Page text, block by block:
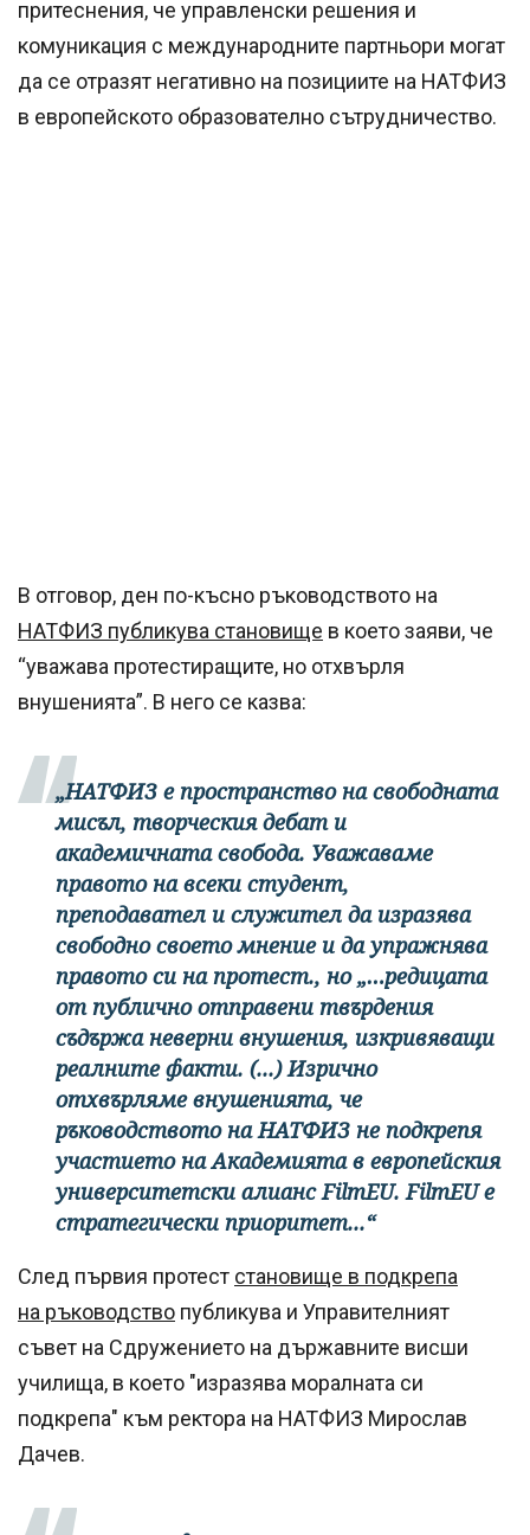
притеснения, че управленски решения и
комуникация с международните партньори могат
да се отразят негативно на позициите на НАТФИЗ
в европейското образователно сътрудничество.
В отговор, ден по-късно ръководството на
НАТФИЗ публикува становище в което заяви, че
“уважава протестиращите, но отхвърля
внушенията”. В него се казва:
„НАТФИЗ е пространство на свободната
мисъл, творческия дебат и
академичната свобода. Уважаваме
правото на всеки студент,
преподавател и служител да изразява
свободно своето мнение и да упражнява
правото си на протест., но „…редицата
от публично отправени твърдения
съдържа неверни внушения, изкривяващи
реалните факти. (...) Изрично
отхвърляме внушенията, че
ръководството на НАТФИЗ не подкрепя
участието на Академията в европейския
университетски алианс FilmEU. FilmEU е
стратегически приоритет...“
След първия протест становище в подкрепа
на ръководство публикува и Управителният
съвет на Сдружението на държавните висши
училища, в което "изразява моралната си
подкрепа" към ректора на НАТФИЗ Мирослав
Дачев.